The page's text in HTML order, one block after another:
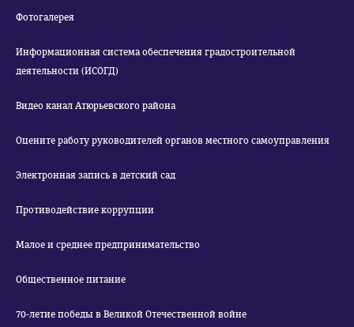
Фотогалерея
Информационная система обеспечения градостроительной
деятельности (ИСОГД)
Видео канал Атюрьевского района
Оцените работу руководителей органов местного самоуправления
Электронная запись в детский сад
Противодействие коррупции
Малое и среднее предпринимательство
Общественное питание
70-летие победы в Великой Отечественной войне